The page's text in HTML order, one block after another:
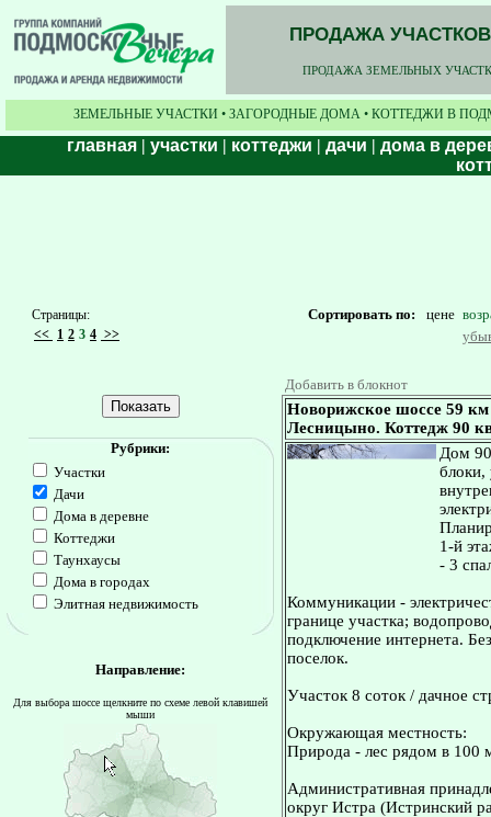
ПРОДАЖА
ПРОДАЖА ЗЕМЕЛЬНЫХ
ЗЕМЕЛЬНЫЕ УЧАСТКИ • ЗАГОРОДНЫЕ ДОМА • КОТТЕДЖИ В
главная | участки | коттеджи | дачи | дома в
Страницы:
<< 1 2 3 4 >>
Сортировать по: цене
Рубрики:
Участки
Дачи
Дома в деревне
Коттеджи
Таунхаусы
Дома в городах
Элитная недвижимость
Направление:
Для выбора шоссе щелкните по схеме левой клавишей
мыши
Добавить в блокнот
Новорижское шоссе 59
Лесницыно. Коттедж 90
Дом 90
блоки,
1-й
- 3
Коммуникации -
границе участка;
подключение интернета.
поселок.
Участок 8 соток / дачное
Окружающая местность:
Природа - лес рядом в 100
Административная
округ Истра (Истринский